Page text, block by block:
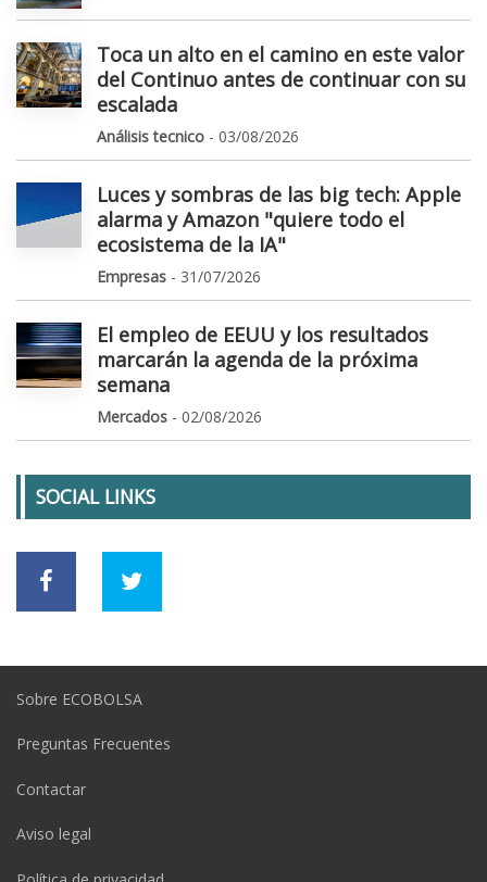
Toca un alto en el camino en este valor
del Continuo antes de continuar con su
escalada
Análisis tecnico - 03/08/2026
Luces y sombras de las big tech: Apple
alarma y Amazon "quiere todo el
ecosistema de la IA"
Empresas - 31/07/2026
El empleo de EEUU y los resultados
marcarán la agenda de la próxima
semana
Mercados - 02/08/2026
SOCIAL LINKS
Sobre ECOBOLSA
Preguntas Frecuentes
Contactar
Aviso legal